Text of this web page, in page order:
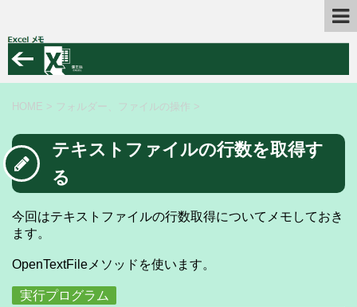
HOME > フォルダー、ファイルの操作 >
テキストファイルの行数を取得す
る
今回はテキストファイルの行数取得についてメモしておき
ます。
OpenTextFileメソッドを使います。
実行プログラム